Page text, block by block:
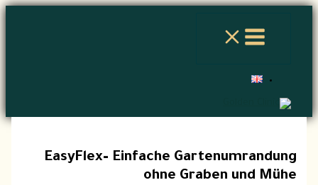
تخطي
EasyFlex– Einfache Gartenumrandung
ohne Graben und Mühe
اكتب
اسم*
Email*
الموقع